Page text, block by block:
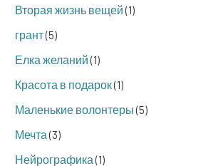
Вторая жизнь вещей(1)
грант(5)
Елка желаний(1)
Красота в подарок(1)
Маленькие волонтеры(5)
Мечта(3)
Нейрографика(1)